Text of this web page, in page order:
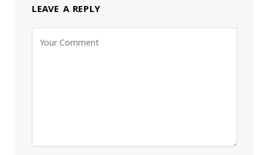
LEAVE A REPLY